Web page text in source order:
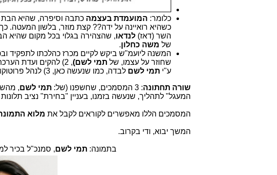
כלומר: המועמדת בעצמהכתבה וסיפרה, שהיא
כשהיא רואיינה על ידה?? קצת מוזר, בלשון
השר (דאז)לנדאו, שהצהירה בגלוי בכל מקום שהיא
של משה כחלון.
שחוזר על עצמו, שלתמי לשם)
ע"יתמי לשם לבדה, כמו שנעשה כאן, 3) לנהל פרוטוקול של הראיונות (מה
שורה תחתונה: 3 המסמכים, שחשפנו (של: תמי לשם,
המעגל" לתהליך, שנעשה בזמנו, בעניין "בחירת" נציב
המסמכים הללו מאפשרים לקוראים לקבל את מלוא
המשך יבוא, ודי בקרוב.
בתמונה: תמי לשם, סמנכ"ל בכיר